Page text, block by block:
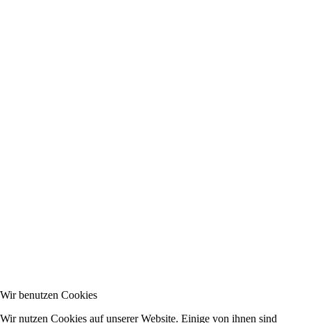
Wir benutzen Cookies
Wir nutzen Cookies auf unserer Website. Einige von ihnen sind